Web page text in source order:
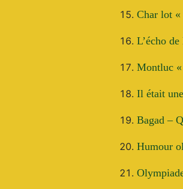
Char lot «
L’écho
Montluc
Il était
Bagad –
Humour